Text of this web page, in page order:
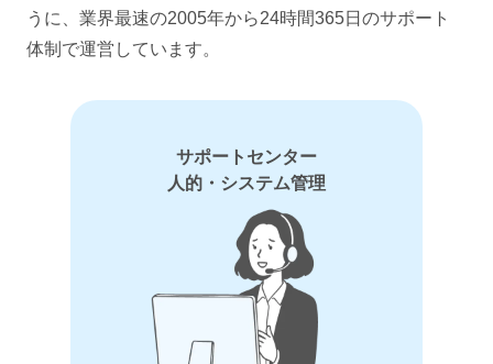
うに、 業界最速の2005年から24時間365日のサポート
体制で運営しています。
サポートセンター
人的・システム管理